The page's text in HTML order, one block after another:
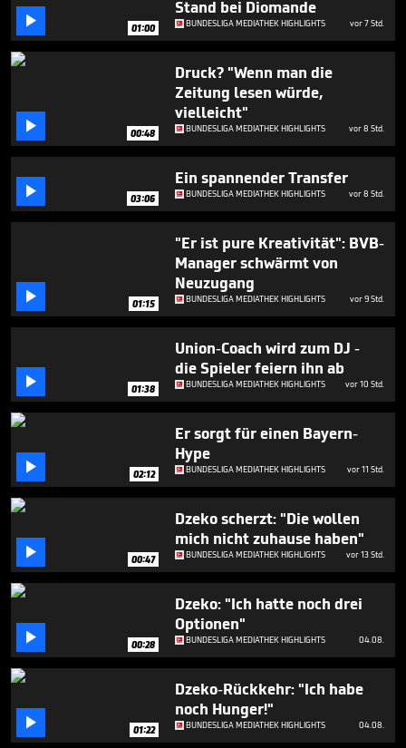
48
seconds
 01:00
Stand bei Diomande
BUNDESLIGA MEDIATHEK HIGHLIGHTS vor 7 Std.
 00:48
Druck? "Wenn man die
Zeitung lesen würde,
vielleicht"
BUNDESLIGA MEDIATHEK HIGHLIGHTS vor 8 Std.
 03:06
Ein spannender Transfer
BUNDESLIGA MEDIATHEK HIGHLIGHTS vor 8 Std.
 01:15
"Er ist pure Kreativität": BVB-
Manager schwärmt von
Neuzugang
BUNDESLIGA MEDIATHEK HIGHLIGHTS vor 9 Std.
 01:38
Union-Coach wird zum DJ -
die Spieler feiern ihn ab
BUNDESLIGA MEDIATHEK HIGHLIGHTS vor 10 Std.
 02:12
Er sorgt für einen Bayern-
Hype
BUNDESLIGA MEDIATHEK HIGHLIGHTS vor 11 Std.
 00:47
Dzeko scherzt: "Die wollen
mich nicht zuhause haben"
BUNDESLIGA MEDIATHEK HIGHLIGHTS vor 13 Std.
 00:28
Dzeko: "Ich hatte noch drei
Optionen"
BUNDESLIGA MEDIATHEK HIGHLIGHTS 04.08.
 01:22
Dzeko-Rückkehr: "Ich habe
noch Hunger!"
BUNDESLIGA MEDIATHEK HIGHLIGHTS 04.08.